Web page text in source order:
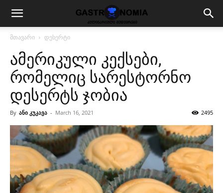
მთავარი დესერტი
ამერიკული კექსები,
რომელიც სარესტორნო
დესერტს ჯობია
By ანი კუკავა - March 16, 2021 2495